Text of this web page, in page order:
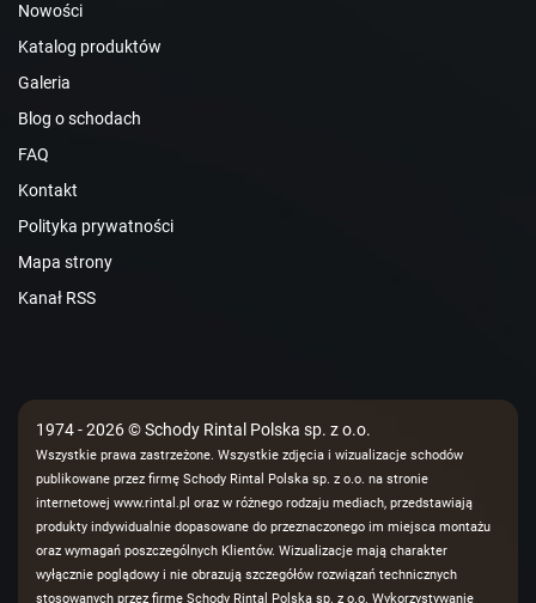
Nowości
Katalog produktów
Galeria
Blog o schodach
FAQ
Kontakt
Polityka prywatności
Mapa strony
Kanał RSS
1974 - 2026 © Schody Rintal Polska sp. z o.o.
Wszystkie prawa zastrzeżone. Wszystkie zdjęcia i wizualizacje schodów
publikowane przez firmę Schody Rintal Polska sp. z o.o. na stronie
internetowej www.rintal.pl oraz w różnego rodzaju mediach, przedstawiają
produkty indywidualnie dopasowane do przeznaczonego im miejsca montażu
oraz wymagań poszczególnych Klientów. Wizualizacje mają charakter
wyłącznie poglądowy i nie obrazują szczegółów rozwiązań technicznych
stosowanych przez firmę Schody Rintal Polska sp. z o.o. Wykorzystywanie